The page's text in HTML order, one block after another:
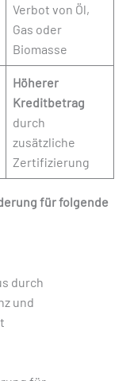
Verbot von Öl,
Gas oder
Biomasse
Höherer
Kreditbetrag
durch
zusätzliche
Zertifizierung
für folgende
durch
und